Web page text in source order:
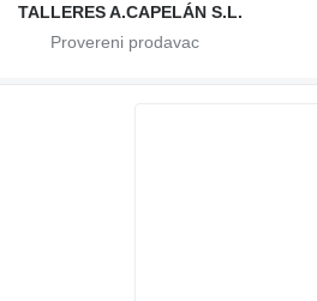
TALLERES A.CAPELÁN S.L.